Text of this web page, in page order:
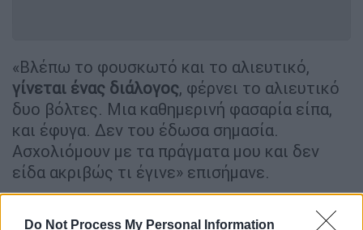
Do Not Process My Personal Information
«Βλέπω το φουσκωτό και το αλιευτικό,
γίνεται ένας διάλογος, φέρνει το αλιευτικό
δυο βόλτες. Μια καθημερινή φασαρία είπα,
και έφυγα. Δεν του έδωσα σημασία.
Ασχολιόμουν με τα πράγματα μου και δεν
είδα ακριβώς τι έγινε» επισήμανε.
«Από το αλιευτικό φαινόταν κάποιος κάτω